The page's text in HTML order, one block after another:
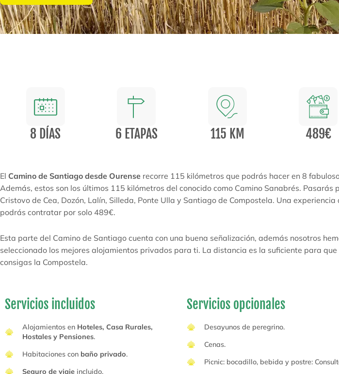
8 DÍAS 6 ETAPAS 115 KM 489€
El Camino de Santiago desde Ourense recorre 115 kilómetros que podrás hacer en 8
Además, estos son los últimos 115 kilómetros del conocido como Camino Sanabrés. Pasarás
Cristovo de Cea, Dozón, Lalín, Silleda, Ponte Ulla y Santiago de Compostela. Una experiencia
podrás contratar por solo 489€.
Esta parte del Camino de Santiago cuenta con una buena señalización, además nosotros
seleccionado los mejores alojamientos privados para ti. La distancia es la suficiente para que
consigas la Compostela.
Servicios incluidos
Alojamientos en Hoteles, Casa Rurales,
Hostales y Pensiones.
Habitaciones con baño privado.
Seguro de viajeincluido.
Servicios opcionales
Desayunos de peregrino.
Cenas.
Picnic: bocadillo, bebida y postre: